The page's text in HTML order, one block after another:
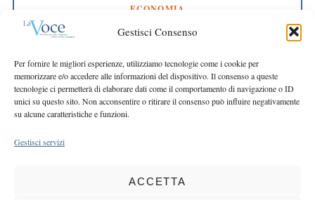
Gestisci Consenso
Per fornire le migliori esperienze, utilizziamo tecnologie come i cookie per
memorizzare e/o accedere alle informazioni del dispositivo. Il consenso a queste
tecnologie ci permetterà di elaborare dati come il comportamento di navigazione o ID
unici su questo sito. Non acconsentire o ritirare il consenso può influire negativamente
su alcune caratteristiche e funzioni.
Gestisci servizi
ACCETTA
ECONOMIA
Tutte le risposte sulla salute si trovano nel sito
web europeo
Siamo in piena tabella di marcia
EDITORIALE PRESIDENTE
I nostri valori indicano la rotta
COPYRIGHT 2025 LA VOCE |PRIVACY